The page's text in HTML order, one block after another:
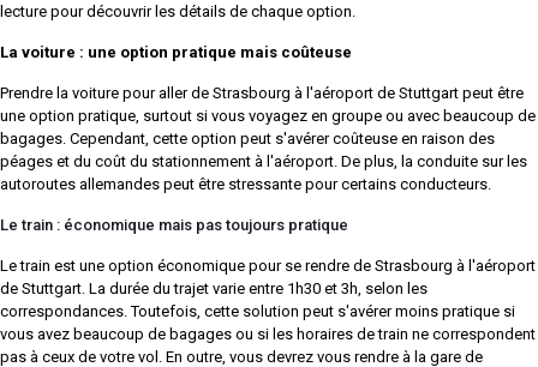
lecture pour découvrir les détails de chaque option.
La voiture : une option pratique mais coûteuse
Prendre la voiture pour aller de Strasbourg à l'aéroport de Stuttgart peut être
une option pratique, surtout si vous voyagez en groupe ou avec beaucoup de
bagages. Cependant, cette option peut s'avérer coûteuse en raison des
péages et du coût du stationnement à l'aéroport. De plus, la conduite sur les
autoroutes allemandes peut être stressante pour certains conducteurs.
Le train : économique mais pas toujours pratique
Le train est une option économique pour se rendre de Strasbourg à l'aéroport
de Stuttgart. La durée du trajet varie entre 1h30 et 3h, selon les
correspondances. Toutefois, cette solution peut s'avérer moins pratique si
vous avez beaucoup de bagages ou si les horaires de train ne correspondent
pas à ceux de votre vol. En outre, vous devrez vous rendre à la gare de